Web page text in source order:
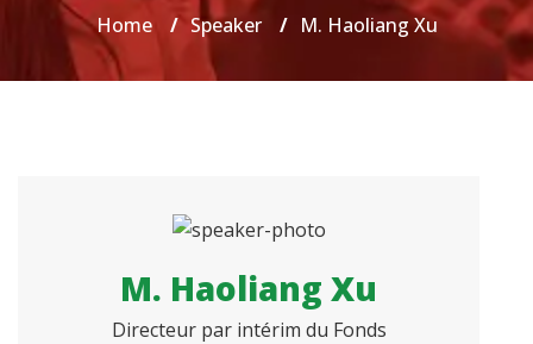
Home / Speaker / M. Haoliang Xu
M. Haoliang Xu
Directeur par intérim du Fonds